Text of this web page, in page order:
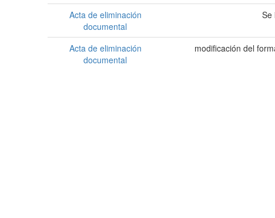
Acta de eliminación
documental
Se
Acta de eliminación
documental
modificación del